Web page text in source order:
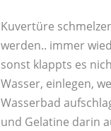
Kuvertüre
werden.. immer
sonst klappts es
Wasser, einlegen,
Wasserbad
und Gelatine darin